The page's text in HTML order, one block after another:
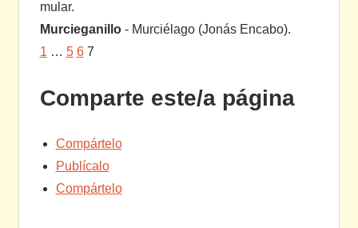
mular.
Murcieganillo- Murciélago (Jonás Encabo).
1 … 5 6 7
Comparte este/a página
Compártelo
Publícalo
Compártelo